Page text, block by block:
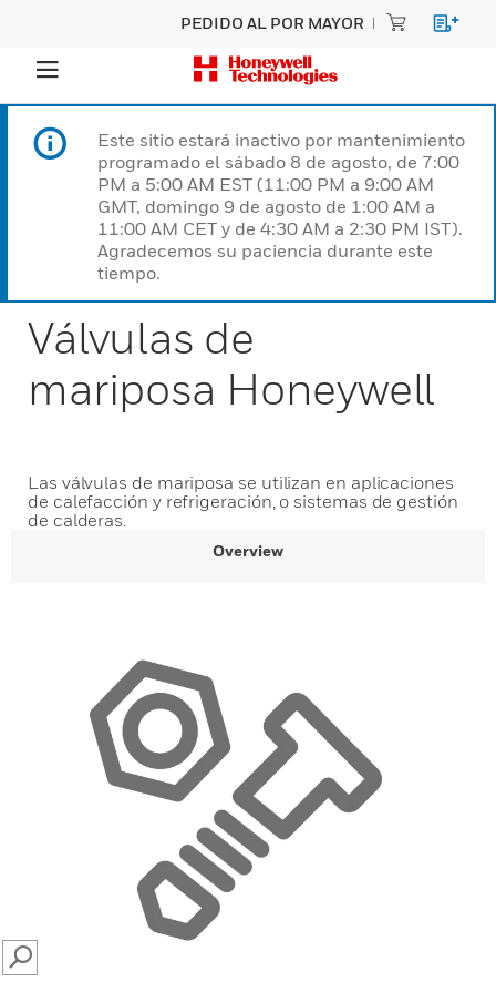
PEDIDO AL POR MAYOR
Este sitio estará inactivo por mantenimiento
programado el sábado 8 de agosto, de 7:00
PM a 5:00 AM EST (11:00 PM a 9:00 AM
GMT, domingo 9 de agosto de 1:00 AM a
11:00 AM CET y de 4:30 AM a 2:30 PM IST).
Agradecemos su paciencia durante este
tiempo.
Válvulas de
mariposa Honeywell
Las válvulas de mariposa se utilizan en aplicaciones
de calefacción y refrigeración, o sistemas de gestión
de calderas.
Overview
SEARCH